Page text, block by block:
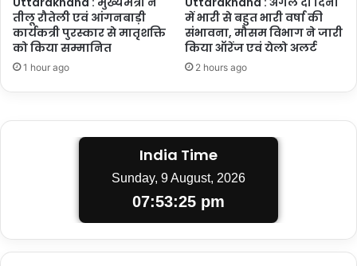
तीलू रौतेली एवं आंगनबाड़ी
कार्यकत्री पुरस्कार से मातृशक्ति
को किया सम्मानित
1 hour ago
में भारी से बहुत भारी वर्षा की
संभावना, मौसम विभाग ने जारी
किया ऑरेंज एवं येलो अलर्ट
2 hours ago
India Time
Sunday, 9 August, 2026
07:53:26 pm